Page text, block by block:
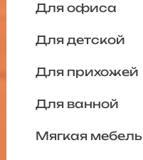
Для офиса
Для детской
Для прихожей
Для ванной
Мягкая мебель